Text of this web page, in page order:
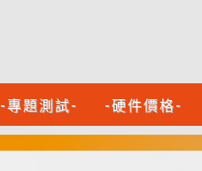
-專題測試- -硬件價格-